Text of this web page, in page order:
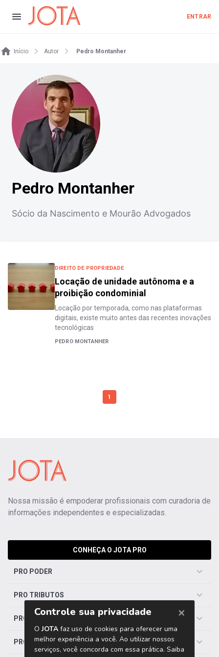
ENTRAR
Início Autor Pedro Montanher
Pedro Montanher
Sócio da Nascimento e Mourão Advogados
DIREITO DE PROPRIEDADE
Locação de unidade autônoma e a
proibição condominial
Locação por temporada, como nas plataformas
digitais, existe muito antes das recentes inovações
tecnológicas
PEDRO MONTANHER
1
Nossa missão é empoderar profissionais com curadoria de
informações independentes e especializadas.
CONHEÇA O JOTA PRO
PRO PODER
PRO TRIBUTOS
PRO TRABALHISTA
PRO SAÚDE